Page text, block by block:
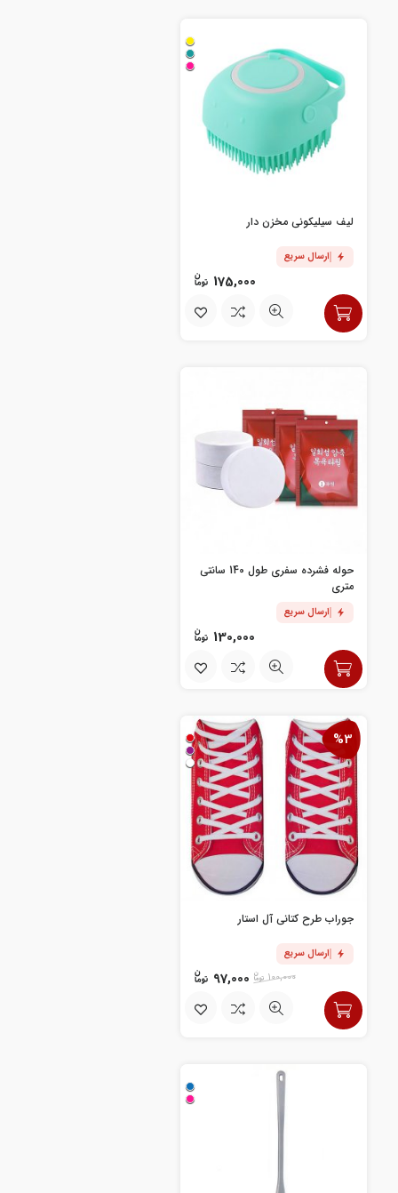
لیف سیلیکونی مخزن دار
ارسال سریع
175,000
حوله فشرده سفری طول 140 سانتی
متری
ارسال سریع
130,000
%3
جوراب طرح کتانی آل استار
ارسال سریع
100,000
97,000